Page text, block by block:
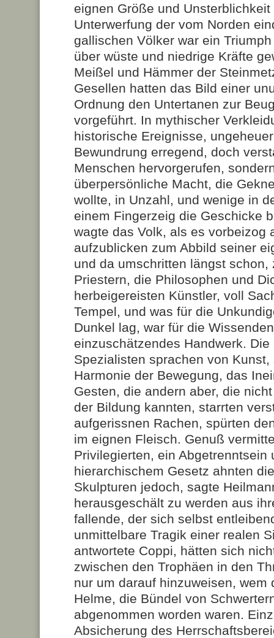
eignen Größe und
Unterwerfung der vom Norden
gallischen Völker war ein
über wüste und niedrige Kräfte
Meißel und Hämmer der
Gesellen hatten das Bild einer
Ordnung den Untertanen zur
vorgeführt. In mythischer
historische Ereignisse,
Bewundrung erregend, doch
Menschen hervorgerufen,
überpersönliche Macht, die
wollte, in Unzahl, und wenige in
einem Fingerzeig die Geschicke
wagte das Volk, als es vorbeizog
aufzublicken zum Abbild seiner
und da umschritten längst schon,
Priestern, die Philosophen und
herbeigereisten Künstler, voll
Tempel, und was für die
Dunkel lag, war für die
einzuschätzendes Handwerk.
Spezialisten sprachen von
Harmonie der Bewegung, das
Gesten, die andern aber, die
der Bildung kannten, starrten
aufgerissnen Rachen, spürten
im eignen Fleisch. Genuß
Privilegierten, ein Abgetrenntsein
hierarchischem Gesetz ahnten
Skulpturen jedoch, sagte
herausgeschält zu werden aus
fallende, der sich selbst
unmittelbare Tragik einer realen
antwortete Coppi, hätten sich
zwischen den Trophäen in den
nur um darauf hinzuweisen, wem
Helme, die Bündel von
abgenommen worden waren.
Absicherung des